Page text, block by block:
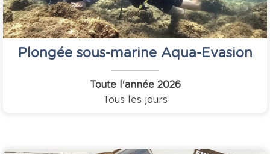
Plongée sous-marine Aqua-Evasion
Toute l'année2026
Tous les jours